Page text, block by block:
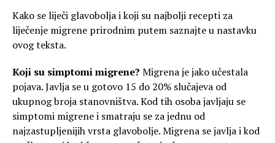
Kako se liječi glavobolja i koji su najbolji recepti za
liječenje migrene prirodnim putem saznajte u nastavku
ovog teksta.
Koji su simptomi migrene? Migrena je jako učestala
pojava. Javlja se u gotovo 15 do 20% slučajeva od
ukupnog broja stanovništva. Kod tih osoba javljaju se
simptomi migrene i smatraju se za jednu od
najzastupljenijih vrsta glavobolje. Migrena se javlja i kod